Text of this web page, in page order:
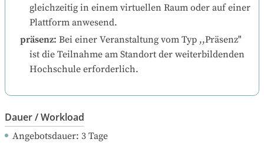
gleichzeitig in einem virtuellen Raum oder auf einer
Plattform anwesend.
präsenz: Bei einer Veranstaltung vom Typ ,,Präsenz"
ist die Teilnahme am Standort der weiterbildenden
Hochschule erforderlich.
Dauer / Workload
Angebotsdauer: 3 Tage